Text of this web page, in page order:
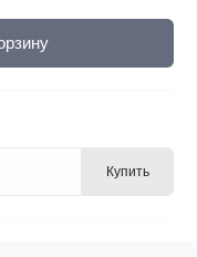
Купить